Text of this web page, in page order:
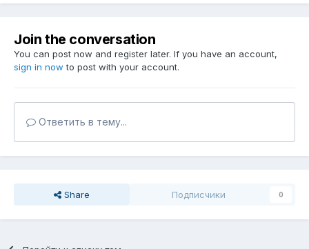
Join the conversation
You can post now and register later. If you have an account,
sign in now to post with your account.
Ответить в тему...
Share Подписчики 0